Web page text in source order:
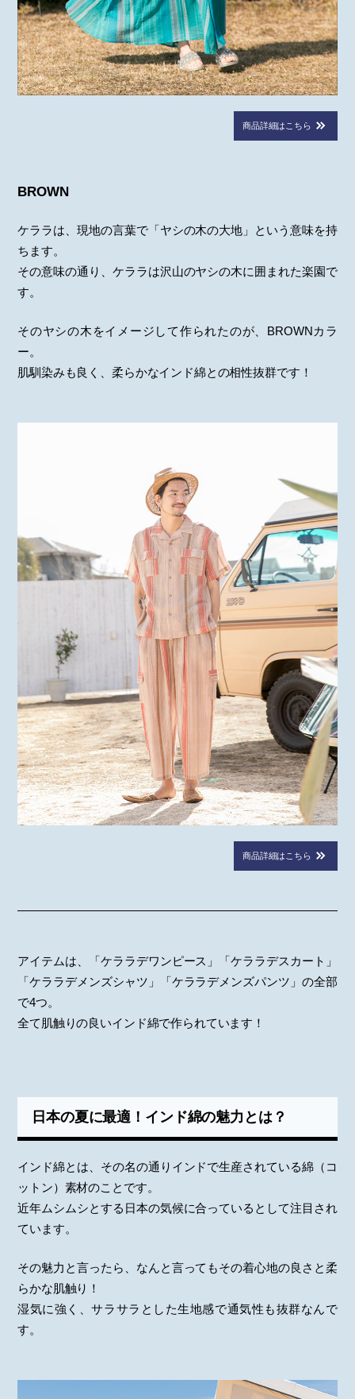
商品詳細はこちら
BROWN
ケララは、現地の言葉で「ヤシの木の大地」という意味を持
ちます。
その意味の通り、ケララは沢山のヤシの木に囲まれた楽園で
す。
そのヤシの木をイメージして作られたのが、BROWNカラ
ー。
肌馴染みも良く、柔らかなインド綿との相性抜群です！
商品詳細はこちら
アイテムは、「ケララデワンピース」「ケララデスカート」
「ケララデメンズシャツ」「ケララデメンズパンツ」の全部
で4つ。
全て肌触りの良いインド綿で作られています！
日本の夏に最適！インド綿の魅力とは？
インド綿とは、その名の通りインドで生産されている綿（コ
ットン）素材のことです。
近年ムシムシとする日本の気候に合っているとして注目され
ています。
その魅力と言ったら、なんと言ってもその着心地の良さと柔
らかな肌触り！
湿気に強く、サラサラとした生地感で通気性も抜群なんで
す。